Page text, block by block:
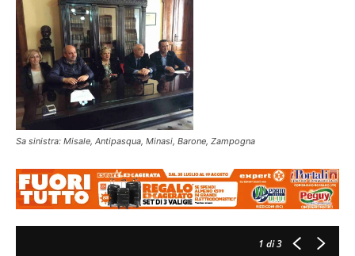
Sa sinistra: Misale, Antipasqua, Minasi, Barone, Zampogna
1 di 3